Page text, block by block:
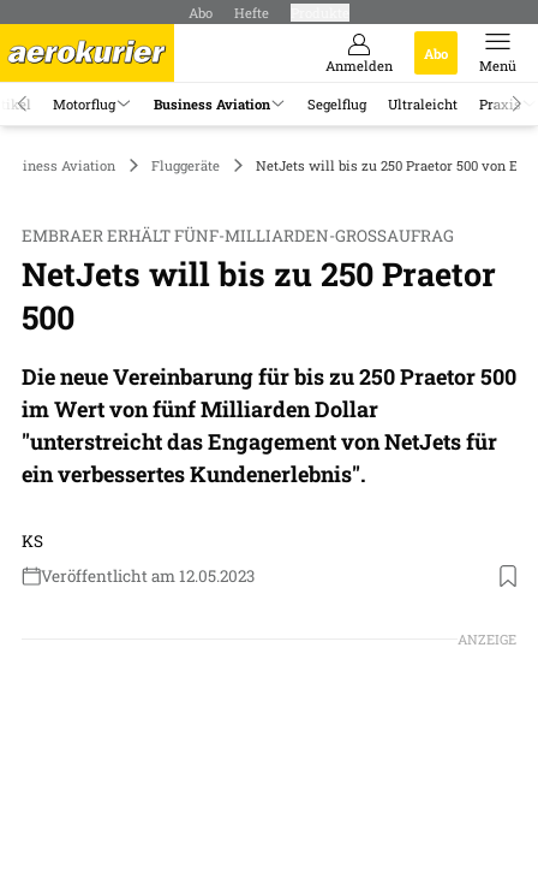
Abo Hefte
Anmelden
Abo
Menü
Motorflug Business Aviation Segelflug Ultraleicht Praxis
Business Aviation Fluggeräte NetJets will bis zu 250 Praetor 500 von
EMBRAER ERHÄLT FÜNF-MILLIARDEN-GROSSAUFRAG
NetJets will bis zu 250 Praetor
500
Die neue Vereinbarung für bis zu 250 Praetor 500
im Wert von fünf Milliarden Dollar
"unterstreicht das Engagement von NetJets für
ein verbessertes Kundenerlebnis".
KS
Veröffentlicht am 12.05.2023
Foto: Embraer
ANZEIGE